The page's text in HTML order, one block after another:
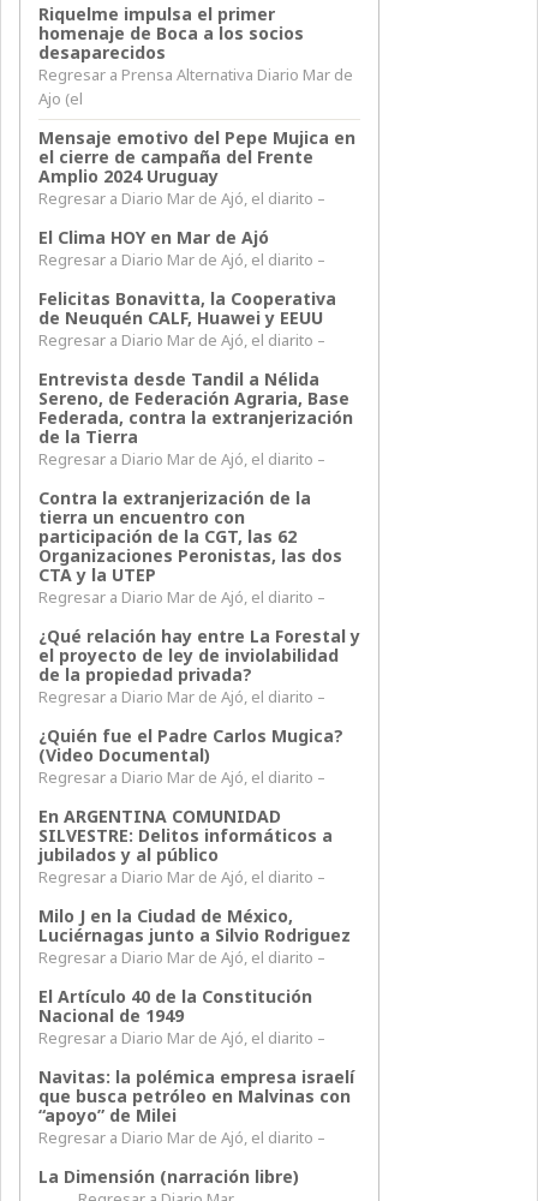
Riquelme impulsa el primer
homenaje de Boca a los socios
desaparecidos
Regresar a Prensa Alternativa Diario Mar de
Ajo (el
Mensaje emotivo del Pepe Mujica en
el cierre de campaña del Frente
Amplio 2024 Uruguay
Regresar a Diario Mar de Ajó, el diarito –
El Clima HOY en Mar de Ajó
Regresar a Diario Mar de Ajó, el diarito –
Felicitas Bonavitta, la Cooperativa
de Neuquén CALF, Huawei y EEUU
Regresar a Diario Mar de Ajó, el diarito –
Entrevista desde Tandil a Nélida
Sereno, de Federación Agraria, Base
Federada, contra la extranjerización
de la Tierra
Regresar a Diario Mar de Ajó, el diarito –
Contra la extranjerización de la
tierra un encuentro con
participación de la CGT, las 62
Organizaciones Peronistas, las dos
CTA y la UTEP
Regresar a Diario Mar de Ajó, el diarito –
¿Qué relación hay entre La Forestal y
el proyecto de ley de inviolabilidad
de la propiedad privada?
Regresar a Diario Mar de Ajó, el diarito –
¿Quién fue el Padre Carlos Mugica?
(Video Documental)
Regresar a Diario Mar de Ajó, el diarito –
En ARGENTINA COMUNIDAD
SILVESTRE: Delitos informáticos a
jubilados y al público
Regresar a Diario Mar de Ajó, el diarito –
Milo J en la Ciudad de México,
Luciérnagas junto a Silvio Rodriguez
Regresar a Diario Mar de Ajó, el diarito –
El Artículo 40 de la Constitución
Nacional de 1949
Regresar a Diario Mar de Ajó, el diarito –
Navitas: la polémica empresa israelí
que busca petróleo en Malvinas con
“apoyo” de Milei
Regresar a Diario Mar de Ajó, el diarito –
La Dimensión (narración libre)